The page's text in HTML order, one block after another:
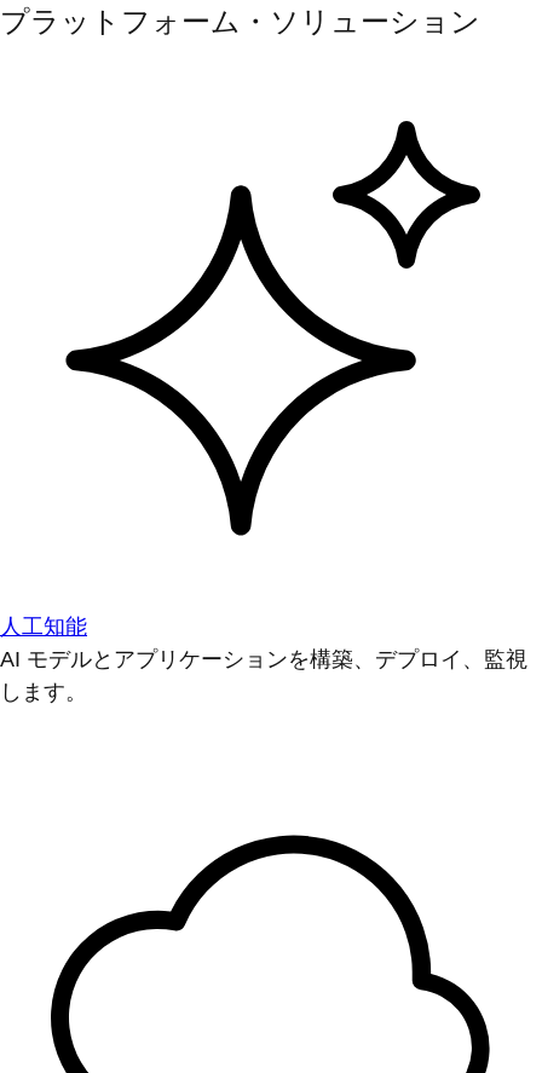
プラットフォーム・ソリューション
人工知能
AI モデルとアプリケーションを構築、デプロイ、監視
します。